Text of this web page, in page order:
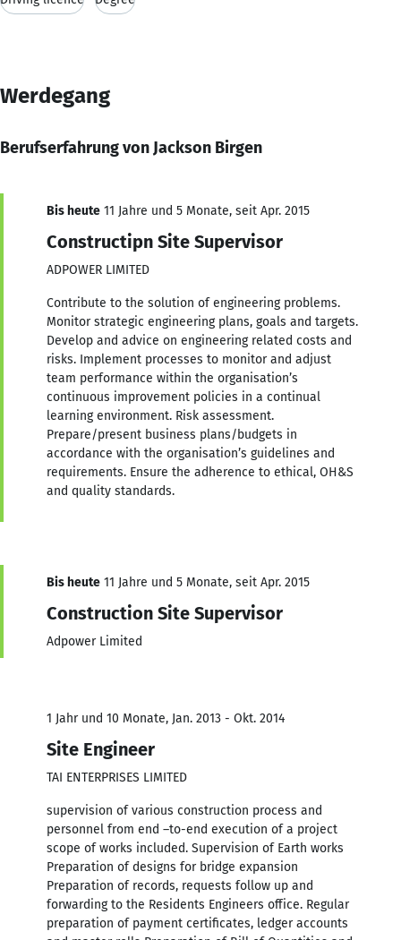
Werdegang
Berufserfahrung von Jackson Birgen
Bis heute 11 Jahre und 5 Monate, seit Apr. 2015
Constructipn Site Supervisor
ADPOWER LIMITED
Contribute to the solution of engineering problems.
Monitor strategic engineering plans, goals and targets.
Develop and advice on engineering related costs and
risks. Implement processes to monitor and adjust
team performance within the organisation’s
continuous improvement policies in a continual
learning environment. Risk assessment.
Prepare/present business plans/budgets in
accordance with the organisation’s guidelines and
requirements. Ensure the adherence to ethical, OH&S
and quality standards.
Bis heute 11 Jahre und 5 Monate, seit Apr. 2015
Construction Site Supervisor
Adpower Limited
1 Jahr und 10 Monate, Jan. 2013 - Okt. 2014
Site Engineer
TAI ENTERPRISES LIMITED
supervision of various construction process and
personnel from end –to-end execution of a project
scope of works included. Supervision of Earth works
Preparation of designs for bridge expansion
Preparation of records, requests follow up and
forwarding to the Residents Engineers office. Regular
preparation of payment certificates, ledger accounts